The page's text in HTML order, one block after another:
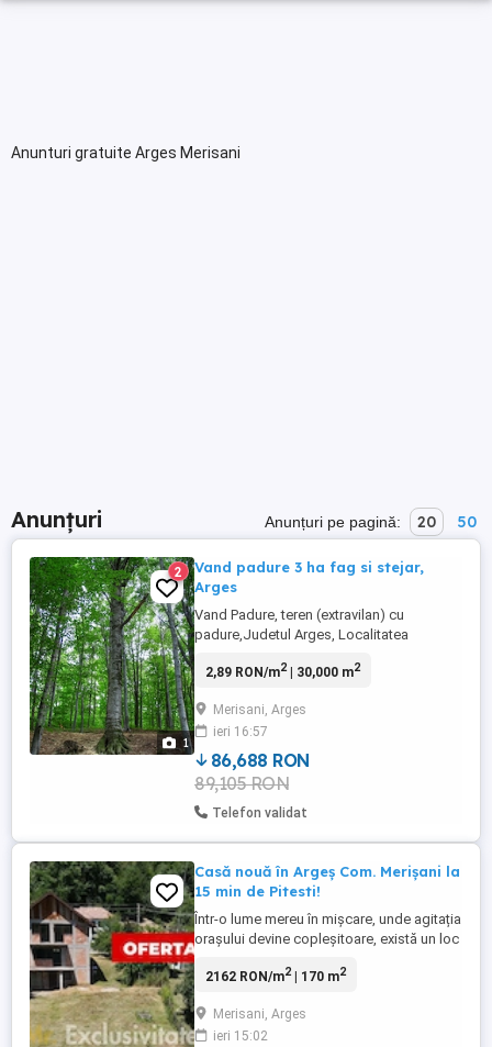
Anunturi gratuite Arges Merisani
Anunțuri Anunțuri pe pagină: 20 50
1
2
Vand padure 3 ha fag si stejar,
Arges
Vand Padure, teren (extravilan) cu
padure,Judetul Arges, Localitatea
(majoritar) si Stejar, suprafata 2.75
Aproape de drumul asfaltat si de cel
forestier. - Terenul este la marginea
padurii - Toate actele facute. Ofer
vizionare. ...
2,89 RON/m2| 30,000 m2
Merisani, Arges
ieri 16:57
86,688 RON
89,105 RON
Telefon validat
Casă nouă în Argeș Com. Merișani la
15 min de Pitesti!
Într-o lume mereu în mișcare, unde agitația
orașului devine copleșitoare, există un loc
natura îți oferă aer curat și unde fiecare
poveste. Acest loc este Merișani, pe
malurile râului Argeș, unde te așteaptă o
2162 RON/m2| 170 m2
Merisani, Arges
ieri 15:02